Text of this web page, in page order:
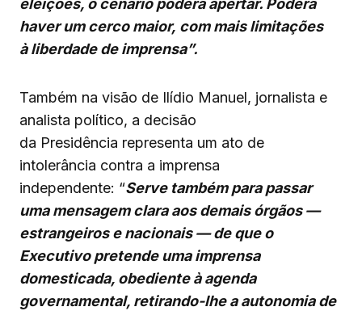
eleições, o cenário poderá apertar. Poderá
haver um cerco maior, com mais limitações
à liberdade de imprensa”.
Também na visão de Ilídio Manuel, jornalista e
analista político, a decisão
da Presidência representa um ato de
intolerância contra a imprensa
independente: “Serve também para passar
uma mensagem clara aos demais órgãos —
estrangeiros e nacionais — de que o
Executivo pretende uma imprensa
domesticada, obediente à agenda
governamental, retirando-lhe a autonomia de